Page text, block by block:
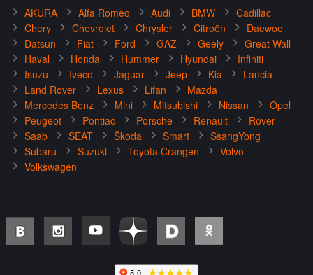
AKURA Alfa Romeo Audi BMW
Cadillac
Chery
Chevrolet Chrysler Citroën
Daewoo
Datsun
Fiat Ford GAZ Geely
Great Wall
Haval
Honda Hummer Hyundai
Infiniti
Isuzu
Iveco Jaguar Jeep Kia
Lancia
Land Rover
Lexus Lifan
Mazda
Mercedes Benz
Mini Mitsubishi Nissan
Opel
Peugeot
Pontiac Porsche Renault
Rover
Saab
SEAT Škoda Smart
SsangYong
Subaru
Suzuki Toyota Crangen
Volvo
Volkswagen